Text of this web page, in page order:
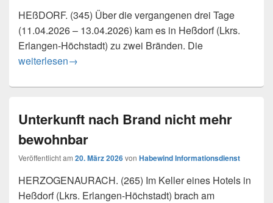
HEßDORF. (345) Über die vergangenen drei Tage
(11.04.2026 – 13.04.2026) kam es in Heßdorf (Lkrs.
Erlangen-Höchstadt) zu zwei Bränden. Die
Fahrzeug- und Palettenbrand in Heßdorf – Zeugen gesucht
weiterlesen→
Unterkunft nach Brand nicht mehr
bewohnbar
Veröffentlicht am 20. März 2026von Habewind Informationsdienst
HERZOGENAURACH. (265) Im Keller eines Hotels in
Heßdorf (Lkrs. Erlangen-Höchstadt) brach am